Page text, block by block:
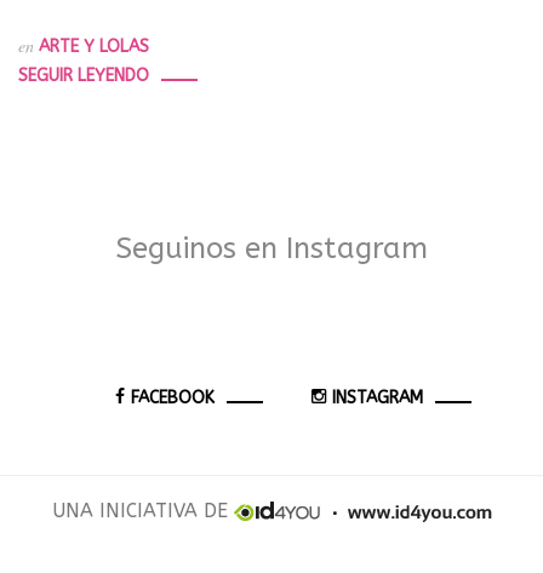
en ARTE Y LOLAS
SEGUIR LEYENDO
Seguinos en Instagram
FACEBOOK INSTAGRAM
UNA INICIATIVA DE